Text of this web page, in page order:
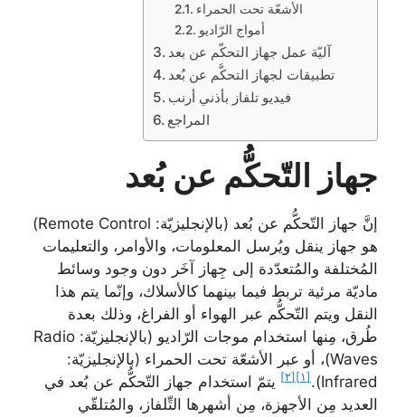
الأشعّة تحت الحمراء
أمواج الرّاديو
آليّة عمل جهاز التحكّم عن بعد
تطبيقات لجهاز التحكُّم عن بُعد
فيديو تلفاز بأذني أرنب
المراجع
جهاز التّحكُّم عن بُعد
إنَّ جهاز التّحكُّم عن بُعد (بالإنجليزيّة: Remote Control)
هو جهاز ينقل ويُرسل المعلومات، والأوامر، والتعليمات
المُختلفة والمُتعدّدة إلى جِهاز آخَر دون وجود وسائط
ماديّة مرئية تربط فيما بينهما كالأسلاك، وإنّما يتم هذا
النقل ويتم التّحكُّم عبر الهواء أو الفراغ، وذلك بعدة
طُرق، مِنها استخدام موجات الرّاديو (بالإنجليزيّة: Radio
Waves)، أو عبر الأشعّة تحت الحمراء (بالإنجليزيّة:
Infrared).
[١] [٢]
يتمّ استخدام جهاز التّحكُّم عن بُعد في
العديد مِن الأجهزة، مِن أشهرها التِّلفاز، والمُتلقّي